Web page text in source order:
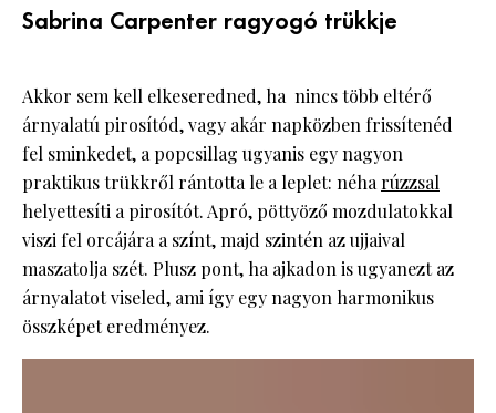
Sabrina Carpenter ragyogó trükkje
Akkor sem kell elkeseredned, ha nincs több eltérő
árnyalatú pirosítód, vagy akár napközben frissítenéd
fel sminkedet, a popcsillag ugyanis egy nagyon
praktikus trükkről rántotta le a leplet: néharúzzsal
helyettesíti a pirosítót. Apró, pöttyöző mozdulatokkal
viszi fel orcájára a színt, majd szintén az ujjaival
maszatolja szét. Plusz pont, ha ajkadon is ugyanezt az
árnyalatot viseled, ami így egy nagyon harmonikus
összképet eredményez.